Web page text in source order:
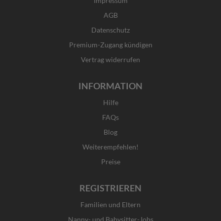
f
g
a
m
t
e
r
AGB
Datenschutz
Premium-Zugang kündigen
Vertrag widerrufen
INFORMATION
Hilfe
FAQs
Blog
Weiterempfehlen!
Preise
REGISTRIEREN
Familien und Eltern
Nanny- und Babysitter-Jobs